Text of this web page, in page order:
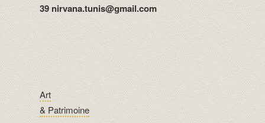
39 nirvana.tunis@gmail.com
Art
& Patrimoine